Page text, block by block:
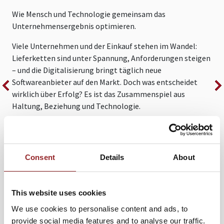
Consent Details About
This website uses cookies
We use cookies to personalise content and ads, to
provide social media features and to analyse our traffic.
Wie Mensch und Technologie gemeinsam das
Unternehmensergebnis optimieren.
Viele Unternehmen und der Einkauf stehen im Wandel:
Lieferketten sind unter Spannung, Anforderungen steigen
– und die Digitalisierung bringt täglich neue
Softwareanbieter auf den Markt. Doch was entscheidet
wirklich über Erfolg? Es ist das Zusammenspiel aus
Haltung, Beziehung und Technologie.
inspirierenden Vortrag, warum der Wechsel von reaktivem
leisten kann – sondern nur gelingt, wenn menschliche und
neuronale Netzwerke zusammenspielen.
Zum Vortrag